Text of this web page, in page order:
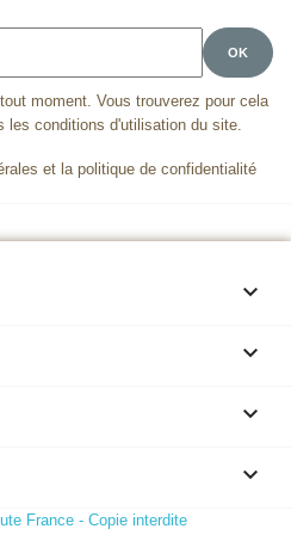
moment. Vous trouverez pour cela
les conditions d'utilisation du site.
et la politique de confidentialité




France - Copie interdite